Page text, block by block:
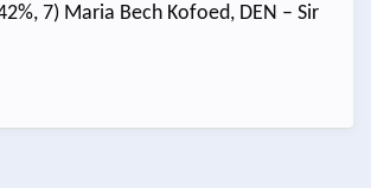
7) Maria Bech Kofoed, DEN – Sir